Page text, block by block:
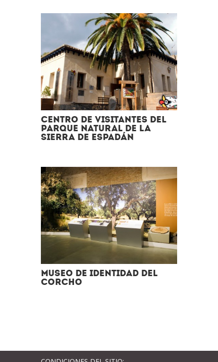
Centro de Visitantes del
Parque Natural de la
Sierra de Espadán
Museo de Identidad del
Corcho